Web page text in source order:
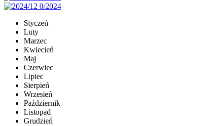
Styczeń
Luty
Marzec
Kwiecień
Maj
Czerwiec
Lipiec
Sierpień
Wrzesień
Październik
Listopad
Grudzień